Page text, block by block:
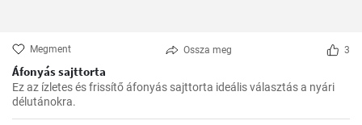
Megment Ossza meg 3
Áfonyás sajttorta
Ez az ízletes és frissítő áfonyás sajttorta ideális választás a nyári
délutánokra.